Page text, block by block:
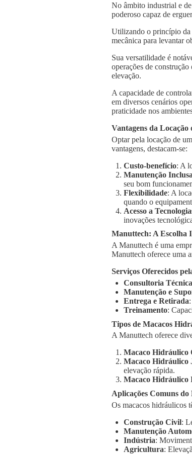
No âmbito industrial e
poderoso capaz de
Utilizando o princípio da
mecânica para levantar
Sua versatilidade é
operações de
elevação.
A capacidade de
em diversos cenários
praticidade nos
Vantagens da
Optar pela locação de
vantagens, destacam-se:
Custo-benefício: A
Manutenção Inclusa
seu bom
Flexibilidade: A
quando o
Acesso a
inovações
Manuttech: A Escolha
A Manuttech é uma
Manuttech oferece uma
Serviços Oferecidos
Consultoria Técnica
Manutenção e
Entrega e Retirada
Treinamento:
Tipos de Macacos
A Manuttech oferece
Macaco Hidráulico
Macaco Hidráulico
elevação rápida.
Macaco Hidráulico
Aplicações Comuns
Os macacos hidráulicos
Construção Civil:
Manutenção
Indústria:
Agricultura: